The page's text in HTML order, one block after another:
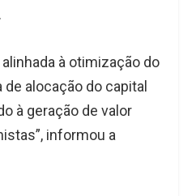
à otimização do
alocação do capital
à geração de valor
informou a